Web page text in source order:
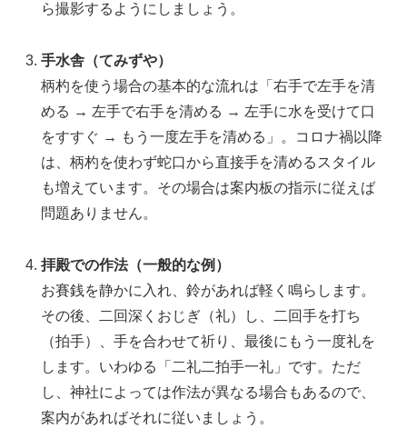
ら撮影するようにしましょう。
手水舎（てみずや）
柄杓を使う場合の基本的な流れは「右手で左手を清
める → 左手で右手を清める → 左手に水を受けて口
をすすぐ → もう一度左手を清める」。コロナ禍以降
は、柄杓を使わず蛇口から直接手を清めるスタイル
も増えています。その場合は案内板の指示に従えば
問題ありません。
拝殿での作法（一般的な例）
お賽銭を静かに入れ、鈴があれば軽く鳴らします。
その後、二回深くおじぎ（礼）し、二回手を打ち
（拍手）、手を合わせて祈り、最後にもう一度礼を
します。いわゆる「二礼二拍手一礼」です。ただ
し、神社によっては作法が異なる場合もあるので、
案内があればそれに従いましょう。